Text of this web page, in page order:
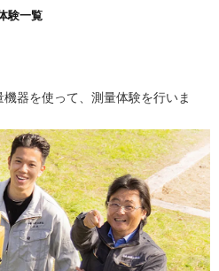
験一覧
器を使って、測量体験を行いま